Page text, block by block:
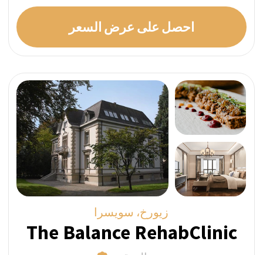
معتمدًا على نهج علاجي مشترك بين الطبي
اطرح سؤالاً عبر واتساب
فردي
احصل على عرض السعر
قام فريق التفتيش التابع لنا بزيارة مرافق مقدم
الخدمة للتأكد من مطابقتها للصور المعروضة على
برامج مخصصة بطاقم حصري
أكثر الأسئلة شيوعًا حول علاج